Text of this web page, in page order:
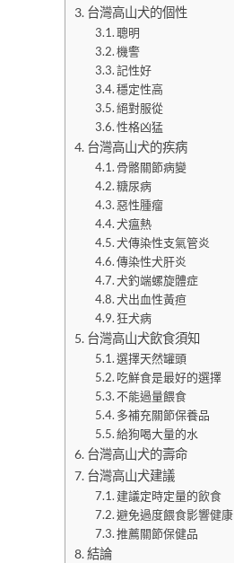
台灣高山犬的個性
聰明
機警
記性好
穩定性高
絕對服從
性格凶猛
台灣高山犬的疾病
骨骼關節病變
糖尿病
惡性腫瘤
犬瘟熱
犬傳染性支氣管炎
傳染性犬肝炎
犬釣端螺旋體症
犬出血性黃疸
狂犬病
台灣高山犬飲食須知
選擇天然罐頭
吃鮮食是最好的選擇
不能過量餵食
多補充關節保養品
給狗喝大量的水
台灣高山犬的壽命
台灣高山犬建議
建議定時定量的飲食
避免過度餵食影響健康
推薦關節保健品
結論